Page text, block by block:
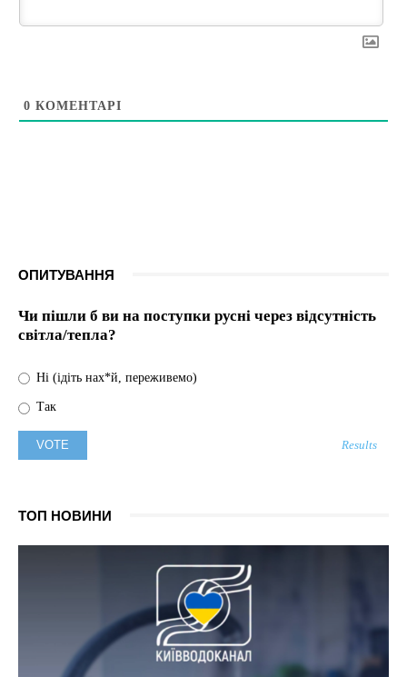
0 КОМЕНТАРІ
ОПИТУВАННЯ
Чи пішли б ви на поступки русні через відсутність
світла/тепла?
Ні (ідіть нах*й, переживемо)
Так
Results
ТОП НОВИНИ